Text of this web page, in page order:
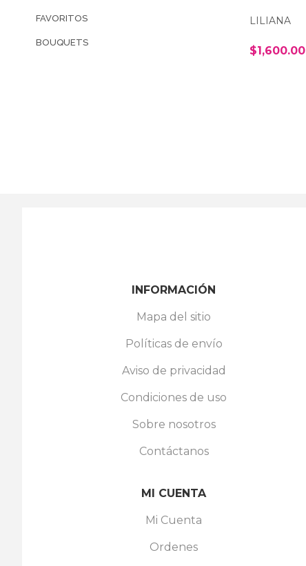
LILIANA
$1,600.00
FAVORITOS
BOUQUETS
INFORMACIÓN
Mapa del sitio
Políticas de envío
Aviso de privacidad
Condiciones de uso
Sobre nosotros
Contáctanos
MI CUENTA
Mi Cuenta
Ordenes